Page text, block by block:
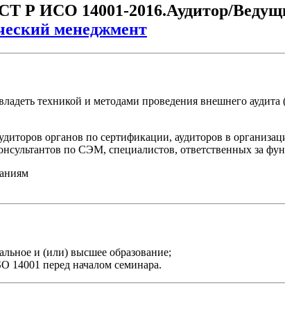
Р ИСО 14001-2016.Аудитор/
менеджмент
техникой и методами проведения внешнего
органов по сертификации, аудиторов в
по СЭМ, специалистов, ответственных за
и (или) высшее образование;
14001 перед началом семинара.